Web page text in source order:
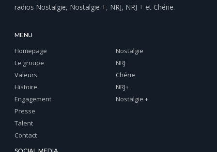
radios Nostalgie, Nostalgie +, NRJ, NRJ + et Chérie.
MENU
Homepage
Le groupe
Valeurs
Histoire
Engagement
Nostalgie
NRJ
Chérie
NRJ+
Nostalgie +
Presse
Talent
Contact